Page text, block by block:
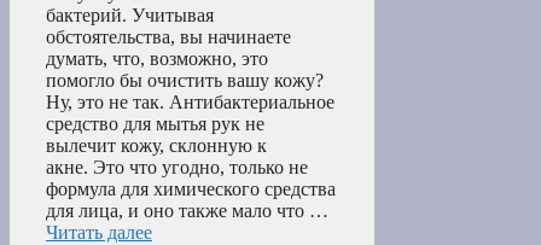
бактерий. Учитывая
обстоятельства, вы начинаете
думать, что, возможно, это
помогло бы очистить вашу кожу?
Ну, это не так. Антибактериальное
средство для мытья рук не
вылечит кожу, склонную к
акне. Это что угодно, только не
формула для химического средства
для лица, и оно также мало что …
Читать далее